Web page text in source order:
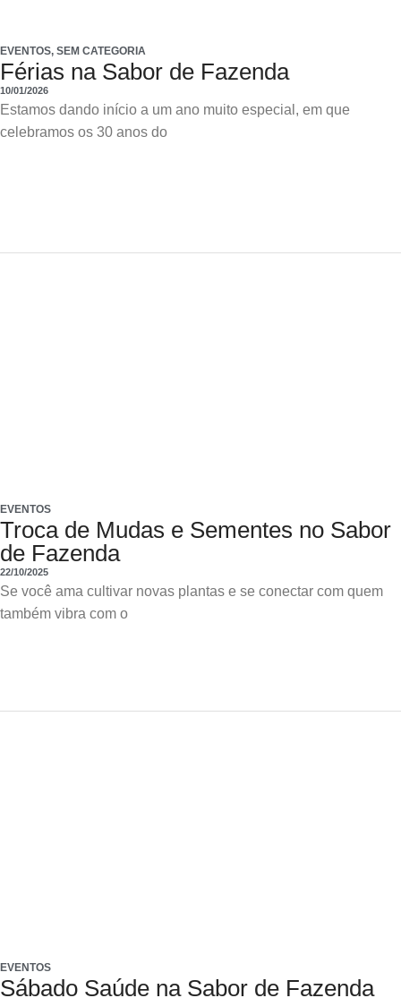
EVENTOS, SEM CATEGORIA
Férias na Sabor de Fazenda
10/01/2026
Estamos dando início a um ano muito especial, em que
celebramos os 30 anos do
EVENTOS
Troca de Mudas e Sementes no Sabor
de Fazenda
22/10/2025
Se você ama cultivar novas plantas e se conectar com quem
também vibra com o
EVENTOS
Sábado Saúde na Sabor de Fazenda